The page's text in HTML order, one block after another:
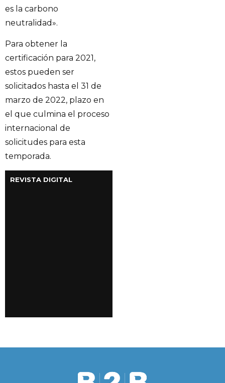
es la carbono
neutralidad».
Para obtener la
certificación para 2021,
estos pueden ser
solicitados hasta el 31 de
marzo de 2022, plazo en
el que culmina el proceso
internacional de
solicitudes para esta
temporada.
REVISTA DIGITAL